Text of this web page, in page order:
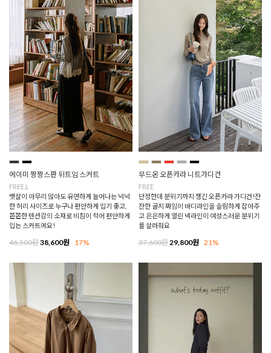
에이미 짱짱스판 뒤트임 스커트
FREE,L
뱃살이 아무리 많아도 유연하게 늘어나는 넉넉
한 허리 사이즈로 누구나 편안하게 입기 좋고,
쫀쫀한 텐션감의 소재로 비침이 적어 편안하게
입는 스커트에요!
46,500원38,600원 17%
무드온 오픈카라 니트가디건
FREE
단정한데 분위기까지 챙긴 오픈카라 가디건!잔
잔한 골지 짜임이 바디라인을 슬림하게 잡아주
고 은은하게 열린 넥라인이 여성스러운 분위기
를 살려줘요
37,600원 29,800원 21%